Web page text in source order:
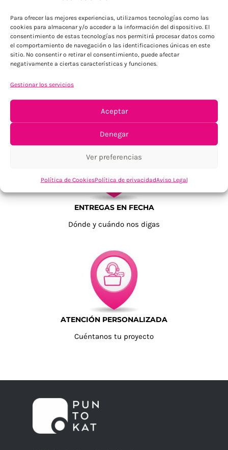
Para ofrecer las mejores experiencias, utilizamos tecnologías como las
cookies para almacenar y/o acceder a la información del dispositivo. El
consentimiento de estas tecnologías nos permitirá procesar datos como
el comportamiento de navegación o las identificaciones únicas en este
sitio. No consentir o retirar el consentimiento, puede afectar
negativamente a ciertas características y funciones.
Gestionar los servicios
Aceptar
Denegar
Ver preferencias
Política de CookiesPolítica de privacidadAviso Legal
Tu confianza, nuestro objetivo
ENTREGAS EN FECHA
Dónde y cuándo nos digas
ATENCIÓN PERSONALIZADA
Cuéntanos tu proyecto